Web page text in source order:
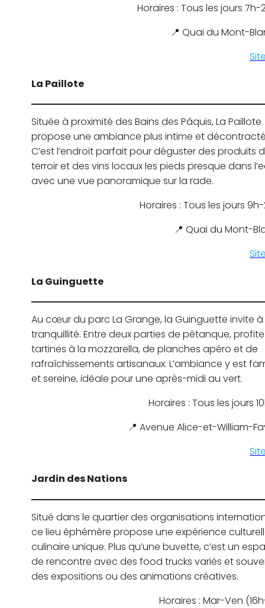
Horaires : Tous les jours 7h-
📍 Quai du Mont-
La Paillote
Située à proximité des Bains des Pâquis, La Paillote
propose une ambiance plus intime et
C’est l’endroit parfait pour déguster des produits
terroir et des vins locaux les pieds presque dans
avec une vue panoramique sur la rade.
Horaires : Tous les jours 9h-
📍 Quai du Mont-
La Guinguette
Au cœur du parc La Grange, la Guinguette invite
tranquillité. Entre deux parties de pétanque,
tartines à la mozzarella, de planches apéro et de
rafraîchissements artisanaux. L’ambiance y est
et sereine, idéale pour une après-midi au vert.
Horaires : Tous les jours
📍 Avenue Alice-et-William-
Jardin des Nations
Situé dans le quartier des organisations
ce lieu éphémère propose une expérience
culinaire unique. Plus qu’une buvette, c’est un
de rencontre avec des food trucks variés et
des expositions ou des animations créatives.
Horaires : Mar-Ven